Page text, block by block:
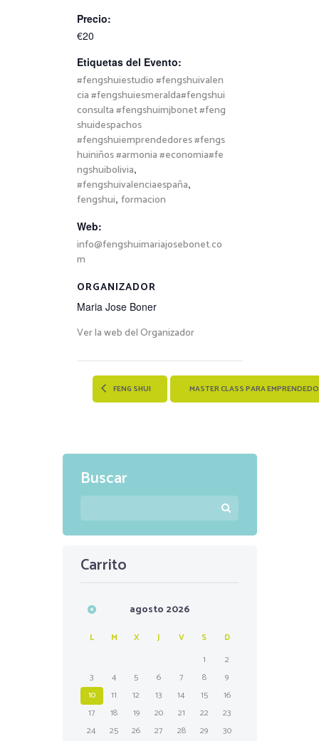
Precio:
€20
Etiquetas del Evento:
#fengshuiestudio #fengshuivalen
cia #fengshuiesmeralda#fengshui
consulta #fengshuimjbonet #feng
shuidespachos
#fengshuiemprendedores #fengs
huiniños #armonia #economia#fe
ngshuibolivia,
#fengshuivalenciaespaña,
fengshui, formacion
Web:
info@fengshuimariajosebonet.co
m
ORGANIZADOR
Maria Jose Boner
Ver la web del Organizador
FENG SHUI MASTER CLASS PARA
Buscar
Carrito
agosto 2026
L M X J V S D
1
2
3
4 5 6 7 8
9
10
11 12 13 14 15
16
17
18 19 20 21 22
23
24
25 26 27 28 29
30